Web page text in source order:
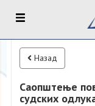
Назад
Саопштење
судских